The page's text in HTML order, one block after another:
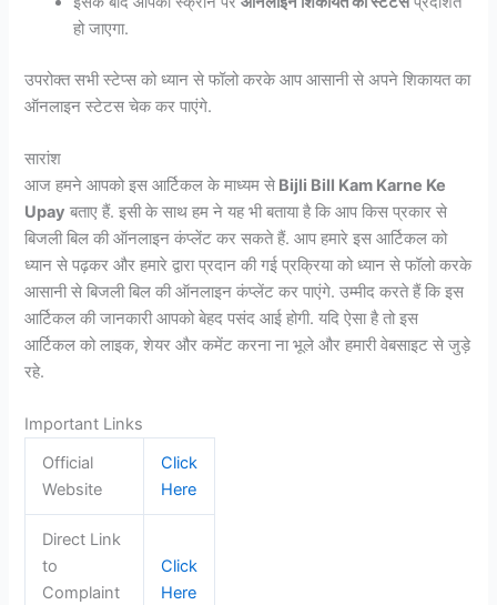
हो जाएगा.
उपरोक्त सभी स्टेप्स को ध्यान से फॉलो करके आप आसानी से अपने शिकायत का
ऑनलाइन स्टेटस चेक कर पाएंगे.
सारांश
आज हमने आपको इस आर्टिकल के माध्यम से Bijli Bill Kam Karne Ke
Upay बताए हैं. इसी के साथ हम ने यह भी बताया है कि आप किस प्रकार से
बिजली बिल की ऑनलाइन कंप्लेंट कर सकते हैं. आप हमारे इस आर्टिकल को
ध्यान से पढ़कर और हमारे द्वारा प्रदान की गई प्रक्रिया को ध्यान से फॉलो करके
आसानी से बिजली बिल की ऑनलाइन कंप्लेंट कर पाएंगे. उम्मीद करते हैं कि इस
आर्टिकल की जानकारी आपको बेहद पसंद आई होगी. यदि ऐसा है तो इस
आर्टिकल को लाइक, शेयर और कमेंट करना ना भूले और हमारी वेबसाइट से जुड़े
रहे.
Important Links
Official
Website
Click
Here
Direct Link
to
Complaint
Click
Here